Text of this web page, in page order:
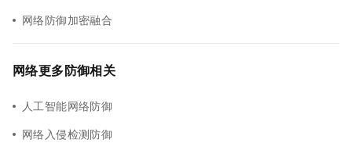
网络防御加密融合
网络更多防御相关
人工智能网络防御
网络入侵检测防御